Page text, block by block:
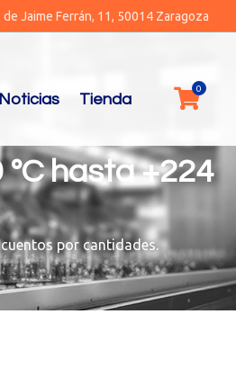
de Jaime Ferrán, 11, 50014 Zaragoza
Noticias Tienda
hasta +224
por cantidades.